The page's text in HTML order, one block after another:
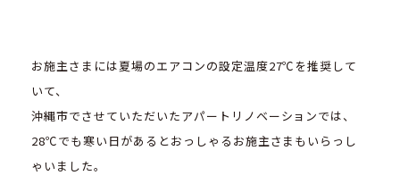
お施主さまには夏場のエアコンの設定温度27℃を推奨して
いて、
沖縄市でさせていただいたアパートリノベーションでは、
28℃でも寒い日があるとおっしゃるお施主さまもいらっし
ゃいました。